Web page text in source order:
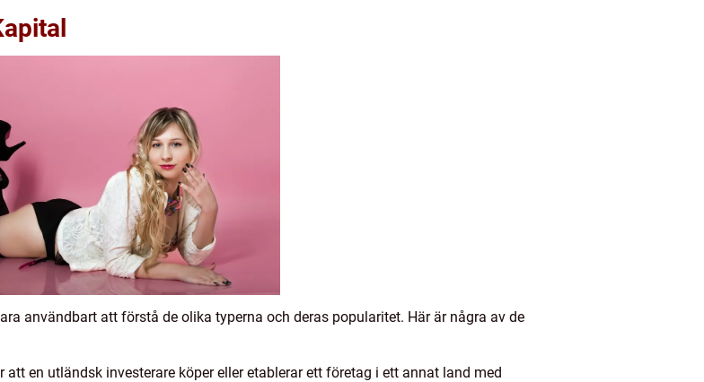
användbart att förstå de olika typerna och deras popularitet. Här är några av de
en utländsk investerare köper eller etablerar ett företag i ett annat land med